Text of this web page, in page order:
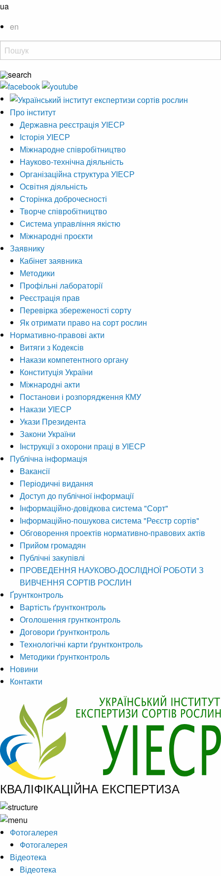
ua
en
Про інститут
Державна реєстрація УІЕСР
Історія УІЕСР
Міжнародне співробітництво
Науково-технічна діяльність
Організаційна структура УІЕСР
Освітня діяльність
Сторінка доброчесності
Творче співробітництво
Система управління якістю
Міжнародні проєкти
Заявнику
Кабінет заявника
Методики
Профільні лабораторії
Реєстрація прав
Перевірка збереженості сорту
Як отримати право на сорт рослин
Нормативно-правові акти
Витяги з Кодексів
Накази компетентного органу
Конституція України
Міжнародні акти
Постанови і розпорядження КМУ
Накази УІЕСР
Укази Президента
Закони України
Інструкції з охорони праці в УІЕСР
Публічна інформація
Вакансії
Періодичні видання
Доступ до публічної інформації
Інформаційно-довідкова система "Сорт"
Інформаційно-пошукова система "Реєстр сортів"
Обговорення проектів нормативно-правових актів
Прийом громадян
Публічні закупівлі
ПРОВЕДЕННЯ НАУКОВО-ДОСЛІДНОЇ РОБОТИ З
ВИВЧЕННЯ СОРТІВ РОСЛИН
Ґрунтконтроль
Вартість ґрунтконтроль
Оголошення грунтконтроль
Договори ґрунтконтроль
Технологічні карти ґрунтконтроль
Методики ґрунтконтроль
Новини
Контакти
КВАЛІФІКАЦІЙНА ЕКСПЕРТИЗА
Фотогалерея
Фотогалерея
Відеотека
Відеотека